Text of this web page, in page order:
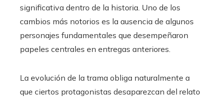
significativa dentro de la historia. Uno de los
cambios más notorios es la ausencia de algunos
personajes fundamentales que desempeñaron
papeles centrales en entregas anteriores.
La evolución de la trama obliga naturalmente a
que ciertos protagonistas desaparezcan del relato